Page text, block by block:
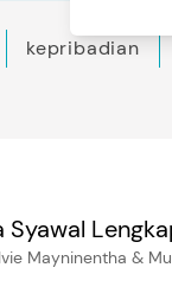
kepribadian
Syawal
Mayninentha &